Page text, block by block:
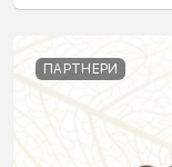
ПАРТНЕРИ